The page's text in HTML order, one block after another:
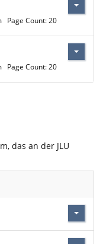
Page Count: 20
Page Count: 20
das an der JLU